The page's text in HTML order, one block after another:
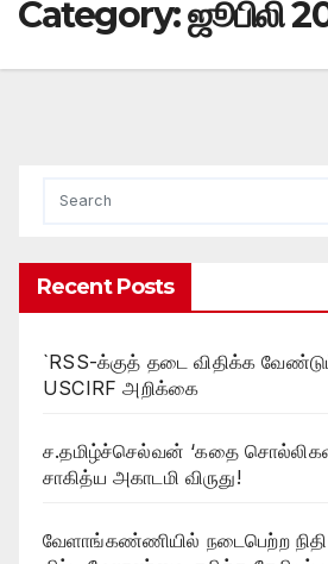
Category:ஜூபிலி
Recent Posts
`RSS-க்குத் தடை விதிக்க
USCIRF அறிக்கை
ச.தமிழ்ச்செல்வன் ‘கதை
சாகித்ய அகாடமி விருது!
வேளாங்கண்ணியில் நடைபெற்ற நிதி